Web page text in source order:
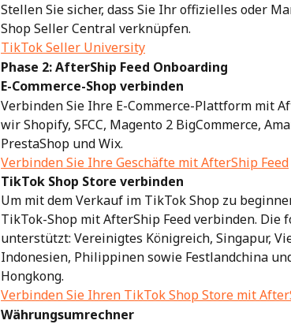
Stellen Sie sicher, dass Sie Ihr offizielles oder
Shop Seller Central verknüpfen.
TikTok Seller University
Phase 2: AfterShip Feed Onboarding
E-Commerce-Shop verbinden
Verbinden Sie Ihre E-Commerce-Plattform mit
wir Shopify, SFCC, Magento 2 BigCommerce,
PrestaShop und Wix.
Verbinden Sie Ihre Geschäfte mit AfterShip Feed
TikTok Shop Store verbinden
Um mit dem Verkauf im TikTok Shop zu
TikTok-Shop mit AfterShip Feed verbinden. Die
unterstützt: Vereinigtes Königreich, Singapur,
Indonesien, Philippinen sowie Festlandchina
Hongkong.
Verbinden Sie Ihren TikTok Shop Store mit
Währungsumrechner